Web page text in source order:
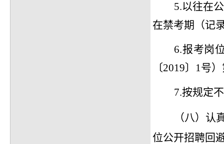
5.以往在
在禁考期（记
6.报考岗
〔2019〕1号
7.按规定
（八）
位公开招聘回